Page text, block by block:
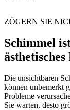
ZÖGERN SIE
Schimmel
Die unsichtbaren
können unbemerkt
Probleme
Sie warten, desto